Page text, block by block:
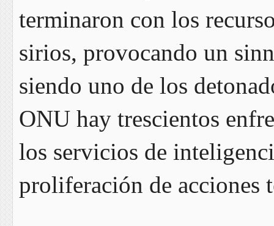
terminaron con los
sirios, provocando un
siendo uno de los
ONU hay trescientos
los servicios de
proliferación de acciones